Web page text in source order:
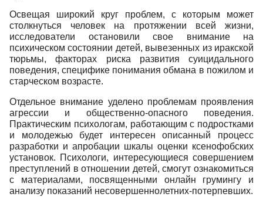
Освещая широкий круг проблем, с которым может
столкнуться человек на протяжении всей жизни,
исследователи остановили свое внимание на
психическом состоянии детей, вывезенных из иракской
тюрьмы, факторах риска развития суицидального
поведения, специфике понимания обмана в пожилом и
старческом возрасте.
Отдельное внимание уделено проблемам проявления
агрессии и общественно-опасного поведения.
Практическим психологам, работающим с подростками
и молодежью будет интересен описанный процесс
разработки и апробации шкалы оценки ксенофобских
установок. Психологи, интересующиеся совершением
преступлений в отношении детей, смогут ознакомиться
с материалами, посвященными онлайн грумингу и
анализу показаний несовершеннолетних-потерпевших.